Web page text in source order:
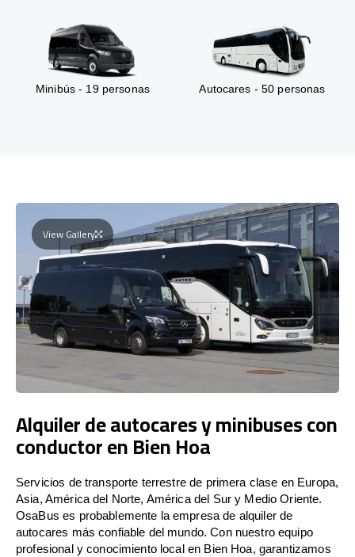
Minibús - 19 personas Autocares - 50 personas
View Gallery
Alquiler de autocares y minibuses con
conductor en Bien Hoa
Servicios de transporte terrestre de primera clase en Europa,
Asia, América del Norte, América del Sur y Medio Oriente.
OsaBus es probablemente la empresa de alquiler de
autocares más confiable del mundo. Con nuestro equipo
profesional y conocimiento local en Bien Hoa, garantizamos